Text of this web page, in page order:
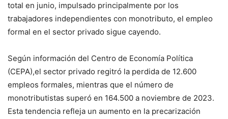
total en junio, impulsado principalmente por los
trabajadores independientes con monotributo, el empleo
formal en el sector privado sigue cayendo.
Según información del Centro de Economía Política
(CEPA),el sector privado regitró la perdida de 12.600
empleos formales, mientras que el número de
monotributistas superó en 164.500 a noviembre de 2023.
Esta tendencia refleja un aumento en la precarización